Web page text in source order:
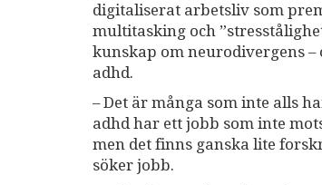
digitaliserat arbetsliv som
multitasking och
kunskap om neurodivergens
adhd.
– Det är många som inte alls
adhd har ett jobb som inte
men det finns ganska lite
söker jobb.